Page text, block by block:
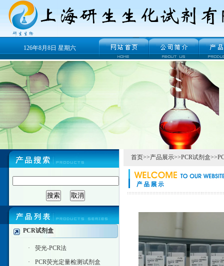
126年8月8日 星期六
PCR试剂盒
·
荧光-PCR法
·
PCR荧光定量检测试剂盒
首页>>产品展示>>PCR试剂盒>>